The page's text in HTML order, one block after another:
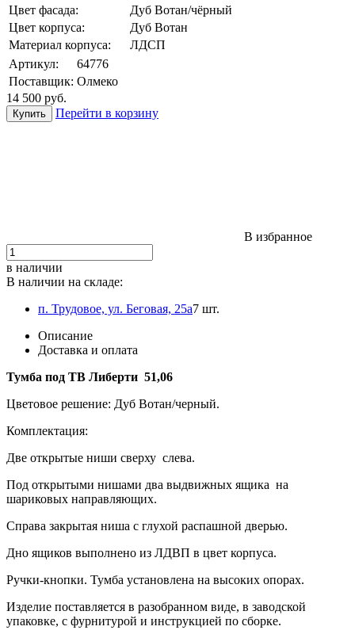
Цвет фасада:
Дуб Вотан/чёрный
Цвет корпуса:
Дуб Вотан
Материал корпуса:
ЛДСП
Артикул:
64776
Поставщик: Олмеко
14 500 руб.
Перейти в корзину
В избранное
в наличии
В наличии на складе:
п. Трудовое, ул. Беговая, 25а7 шт.
Описание
Доставка и оплата
Тумба под ТВ Либерти 51,06
Цветовое решение: Дуб Вотан/черный.
Комплектация:
Две открытые ниши сверху слева.
Под открытыми нишами два выдвижных ящика на
шариковых направляющих.
Справа закрытая ниша с глухой распашной дверью.
Дно ящиков выполнено из ЛДВП в цвет корпуса.
Ручки-кнопки. Тумба установлена на высоких опорах.
Изделие поставляется в разобранном виде, в заводской
упаковке, с фурнитурой и инструкцией по сборке.